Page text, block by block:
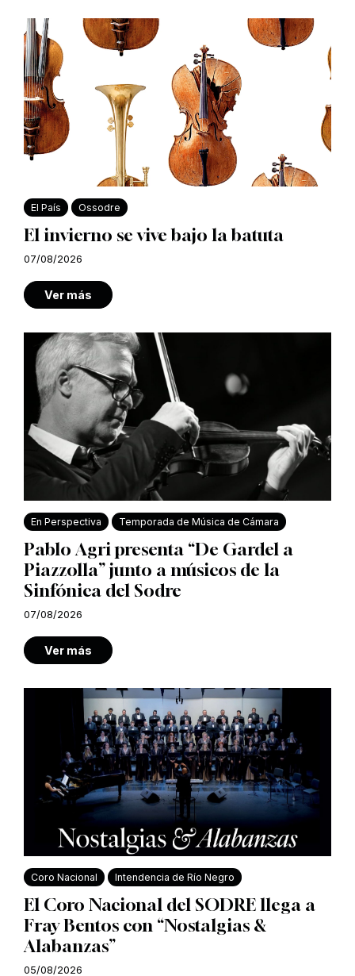
El País Ossodre
El invierno se vive bajo la batuta
07/08/2026
Ver más
En Perspectiva Temporada de Música de Cámara
Pablo Agri presenta “De Gardel a
Piazzolla” junto a músicos de la
Sinfónica del Sodre
07/08/2026
Ver más
Coro Nacional Intendencia de Río Negro
El Coro Nacional del SODRE llega a
Fray Bentos con “Nostalgias &
Alabanzas”
05/08/2026